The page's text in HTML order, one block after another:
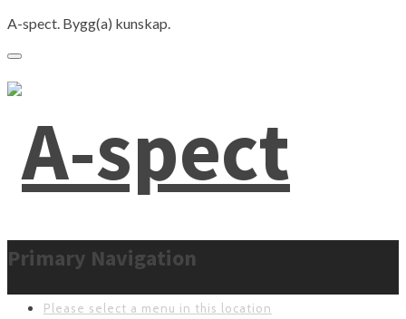
A-spect. Bygg(a) kunskap.
Primary Navigation
Please select a menu in this location